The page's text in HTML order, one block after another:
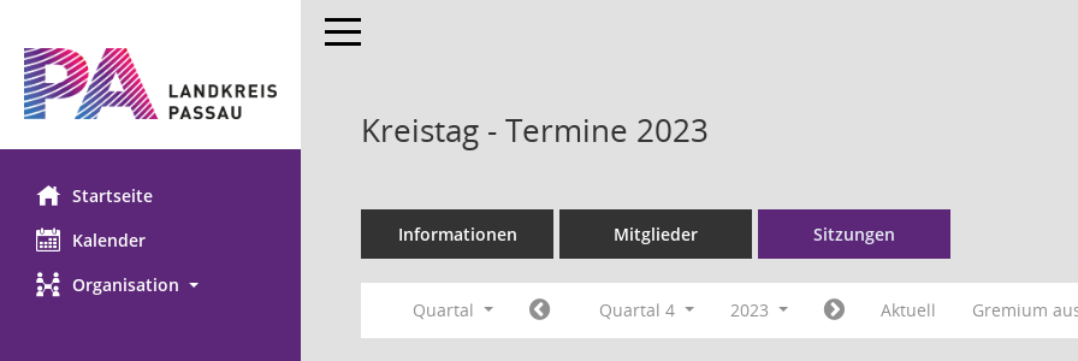
Startseite
Kalender
Organisation
Toggle navigation
Kreistag - Termine 2023
Informationen Mitglieder Sitzungen
Quartal Quartal 4 2023 Aktuell Gremium